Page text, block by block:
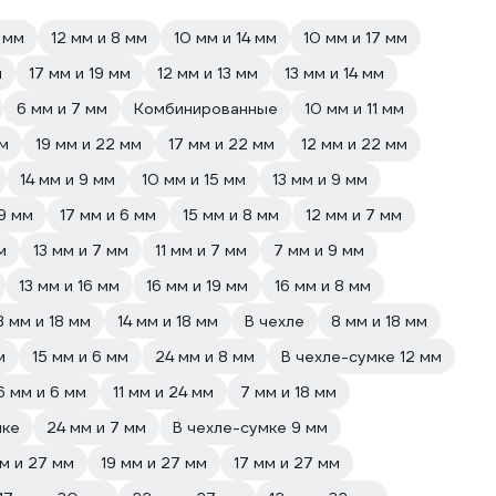
мм 12 мм и 8 мм 10 мм и 14 мм
10 мм и 17 мм
17 мм и 19 мм 12 мм и 13 мм
13 мм и 14 мм
6 мм и 7 мм
Комбинированные
10 мм и 11 мм
19 мм и 22 мм 17 мм и 22 мм
12 мм и 22 мм
14 мм и 9 мм
10 мм и 15 мм
13 мм и 9 мм
мм
17 мм и 6 мм 15 мм и 8 мм
12 мм и 7 мм
13 мм и 7 мм 11 мм и 7 мм
7 мм и 9 мм
13 мм и 16 мм
16 мм и 19 мм
16 мм и 8 мм
мм и 18 мм
14 мм и 18 мм В чехле
8 мм и 18 мм
15 мм и 6 мм 24 мм и 8 мм
В чехле-сумке 12 мм
мм и 6 мм
11 мм и 24 мм
7 мм и 18 мм
24 мм и 7 мм
В чехле-сумке 9 мм
и 27 мм
19 мм и 27 мм
17 мм и 27 мм